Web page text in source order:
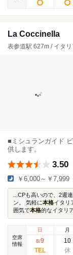
La Coccinella
表参道駅 627m / イタ
■ミシュランガイド
供します。
3.50
￥6,000～￥7,999
...CPも高いので、2週
ン。 気軽に本格イタリ
囲気で本格的なイタリ
空席
情報
日
8/9
月
10